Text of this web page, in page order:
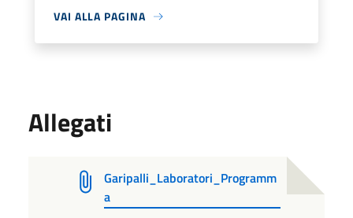
VAI ALLA PAGINA
Allegati
Garipalli_Laboratori_Programm
a